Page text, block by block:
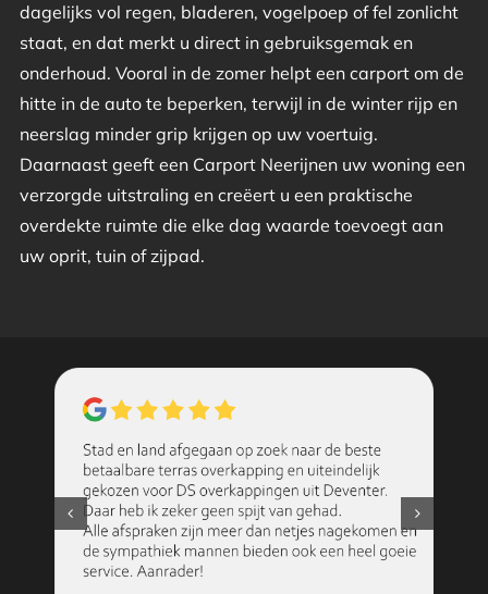
dagelijks vol regen, bladeren, vogelpoep of fel zonlicht
staat, en dat merkt u direct in gebruiksgemak en
onderhoud. Vooral in de zomer helpt een carport om de
hitte in de auto te beperken, terwijl in de winter rijp en
neerslag minder grip krijgen op uw voertuig.
Daarnaast geeft een Carport Neerijnen uw woning een
verzorgde uitstraling en creëert u een praktische
overdekte ruimte die elke dag waarde toevoegt aan
uw oprit, tuin of zijpad.